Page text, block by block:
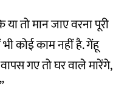
तो मान जाए वरना पूरी
कोई काम नहीं है. गेंहू
गए तो घर वाले मारेंगे,